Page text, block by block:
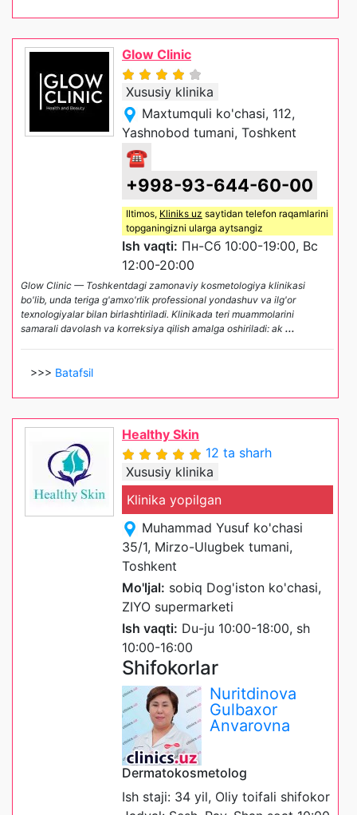
Glow Clinic
Xususiy klinika
Maxtumquli ko'chasi, 112,
Yashnobod tumani, Toshkent
☎
+998-93-644-60-00
Iltimos, Kliniks uz saytidan telefon raqamlarini
topganingizni ularga aytsangiz
Ish vaqti: Пн-Сб 10:00-19:00, Вс
12:00-20:00
Glow Clinic — Toshkentdagi zamonaviy kosmetologiya klinikasi
bo'lib, unda teriga g'amxo'rlik professional yondashuv va ilg'or
texnologiyalar bilan birlashtiriladi. Klinikada teri muammolarini
samarali davolash va korreksiya qilish amalga oshiriladi: ak ...
>>> Batafsil
Healthy Skin
12 ta sharh
Xususiy klinika
Klinika yopilgan
Muhammad Yusuf ko'chasi
35/1, Mirzo-Ulugbek tumani,
Toshkent
Mo'ljal: sobiq Dog'iston ko'chasi,
ZIYO supermarketi
Ish vaqti: Du-ju 10:00-18:00, sh
10:00-16:00
Shifokorlar
Nuritdinova
Gulbaxor
Anvarovna
Dermatokosmetolog
Ish staji: 34 yil, Oliy toifali shifokor